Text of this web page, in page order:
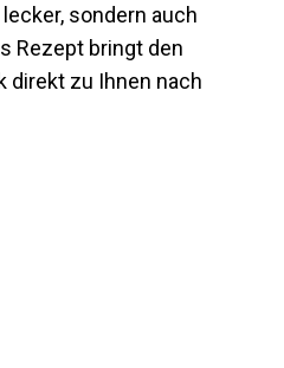
sondern auch
Rezept bringt den
direkt zu Ihnen nach